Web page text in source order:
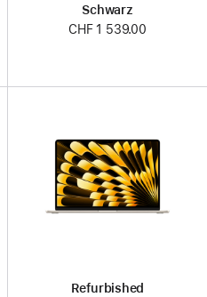
Schwarz
CHF 1 539.00
Refurbished